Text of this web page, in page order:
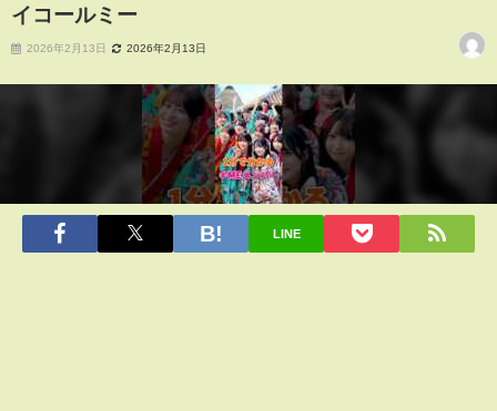
イコールミー
2026年2月13日 2026年2月13日
LINE